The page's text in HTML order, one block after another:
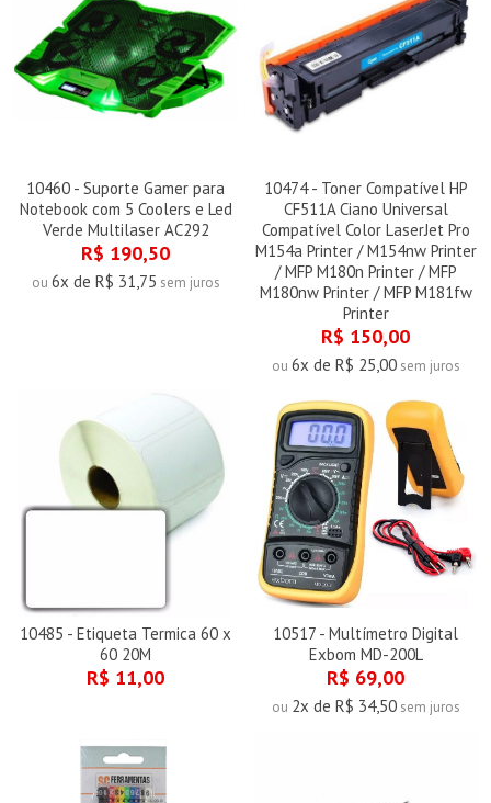
10460 - Suporte Gamer para
Notebook com 5 Coolers e Led
Verde Multilaser AC292
R$ 190,50
ou 6x de R$ 31,75 sem juros
10474 - Toner Compatível HP
CF511A Ciano Universal
Compatível Color LaserJet Pro
M154a Printer / M154nw Printer
/ MFP M180n Printer / MFP
M180nw Printer / MFP M181fw
Printer
R$ 150,00
ou 6x de R$ 25,00sem juros
10485 - Etiqueta Termica 60 x
60 20M
R$ 11,00
10517 - Multímetro Digital
Exbom MD-200L
R$ 69,00
ou 2x de R$ 34,50sem juros